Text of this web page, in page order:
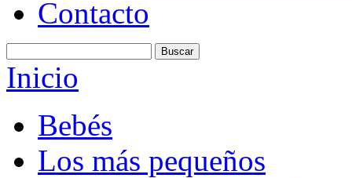
Contacto
Inicio
Bebés
Los más pequeños